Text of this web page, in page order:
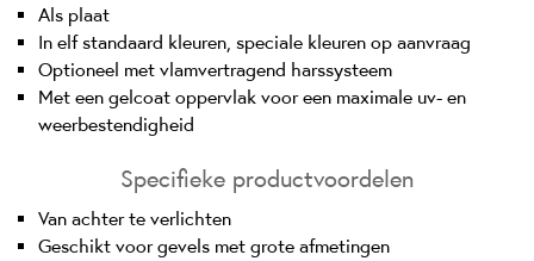
Als plaat
In elf standaard kleuren, speciale kleuren op aanvraag
Optioneel met vlamvertragend harssysteem
Met een gelcoat oppervlak voor een maximale uv- en
weerbestendigheid
Specifieke productvoordelen
Van achter te verlichten
Geschikt voor gevels met grote afmetingen